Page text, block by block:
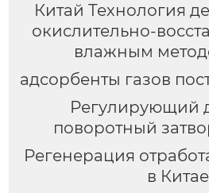
Китай Технология
окислительно-
влажным
адсорбенты газов
Регулирующий
поворотный
Регенерация
в Китае